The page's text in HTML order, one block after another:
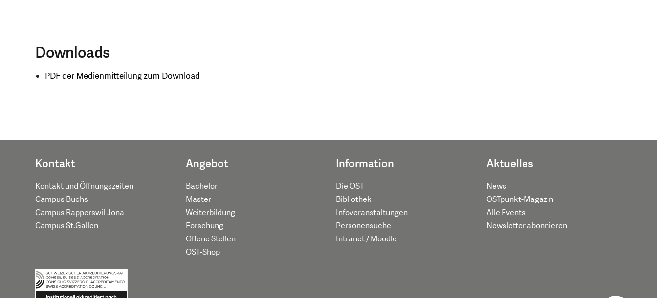
Downloads
PDF der Medienmitteilung zum Download
Kontakt
Kontakt und Öffnungszeiten
Campus Buchs
Campus Rapperswil-Jona
Campus St.Gallen
Angebot
Bachelor
Master
Weiterbildung
Forschung
Offene Stellen
OST-Shop
Information
Die OST
Bibliothek
Infoveranstaltungen
Personensuche
Intranet / Moodle
Aktuelles
News
OSTpunkt-Magazin
Alle Events
Newsletter abonnieren